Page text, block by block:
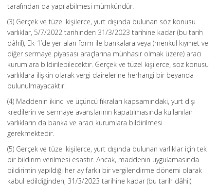
tarafından da yapılabilmesi mümkündür.
(3) Gerçek ve tüzel kişilerce, yurt dışında bulunan söz konusu
varlıklar, 5/7/2022 tarihinden 31/3/2023 tarihine kadar (bu tarih
dâhil), Ek-1’de yer alan form ile bankalara veya (menkul kıymet ve
diğer sermaye piyasası araçlarına münhasır olmak üzere) aracı
kurumlara bildirilebilecektir. Gerçek ve tüzel kişilerce, söz konusu
varlıklara ilişkin olarak vergi dairelerine herhangi bir beyanda
bulunulmayacaktır.
(4) Maddenin ikinci ve üçüncü fıkraları kapsamındaki, yurt dışı
kredilerin ve sermaye avanslarının kapatılmasında kullanılan
varlıkların da banka ve aracı kurumlara bildirilmesi
gerekmektedir.
(5) Gerçek ve tüzel kişilerce, yurt dışında bulunan varlıklar için tek
bir bildirim verilmesi esastır. Ancak, maddenin uygulamasında
bildirimin yapıldığı her ay farklı bir vergilendirme dönemi olarak
kabul edildiğinden, 31/3/2023 tarihine kadar (bu tarih dâhil)